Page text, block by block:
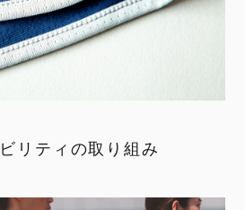
リティの取り組み